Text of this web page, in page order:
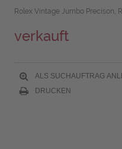
Rolex Vintage Jumbo Precison,
verkauft
ALS SUCHAUFTRAG
DRUCKEN